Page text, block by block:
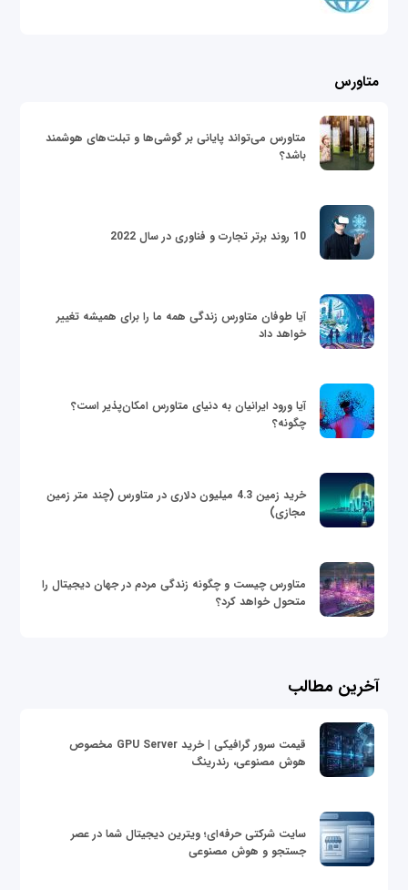
متاورس
متاورس می‌تواند پایانی بر گوشی‌ها و تبلت‌های هوشمند
باشد؟
10 روند برتر تجارت و فناوری در سال 2022
آیا طوفان متاورس زندگی همه ما را برای همیشه تغییر
خواهد داد
آیا ورود ایرانیان به دنیای متاورس امکان‌پذیر است؟
چگونه؟
خرید زمین 4.3 میلیون دلاری در متاورس (چند متر زمین
مجازی)
متاورس چیست و چگونه زندگی مردم در جهان دیجیتال را
متحول خواهد کرد؟
آخرین مطالب
قیمت سرور گرافیکی | خرید GPU Server مخصوص
هوش مصنوعی، رندرینگ
سایت شرکتی حرفه‌ای؛ ویترین دیجیتال شما در عصر
جستجو و هوش مصنوعی